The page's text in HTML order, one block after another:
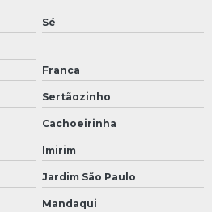
sorocabaSé
Franca
Sertãozinho
Cachoeirinha
Imirim
Jardim São Paulo
Mandaqui